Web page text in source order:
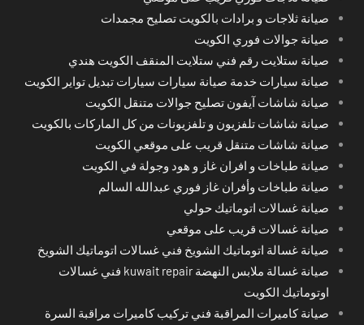
صيانة ثلاجات و برادات بالكويت تصليح مجمدات
صيانة جوالات فوري الكويت
صيانة ستلايت رقم فني ستلايت المنقف الكويت هندي
صيانة سيارات خدمة صيانة سيارات سيارات تبديل تواير الكويت
صيانة شاشات آيفون تصليح جوالات متنقل الكويت
صيانة شاشات تلفزيون و تلفزيونات من كل الماركات بالكويت
صيانة شاشات متنقل قريب على موقعي الكويت
صيانة طباخات و افران غاز و هود وجولة في الكويت
صيانة طباخات وأفران غاز فوري عبدالله السالم
صيانة غسالات اتوماتيك حولي
صيانة غسالات قريب على موقعي
صيانة غسالة اتوماتيك الشويخ فني غسالات اتوماتيك الشويخ
صيانة غسالة ملابس النهضة kuwait repair فني غسالات
اوتوماتيك الكويت
صيانة كاميرات المراقبة فني تركيب كاميرات مراقبة السرة